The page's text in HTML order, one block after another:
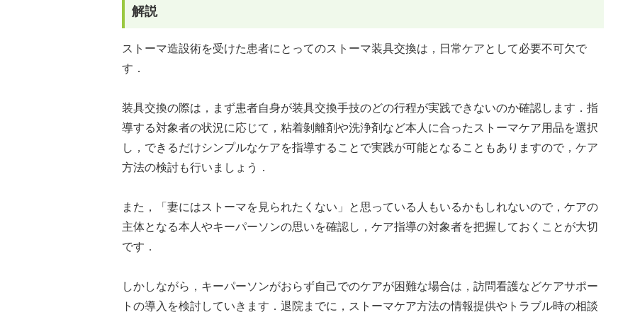
解説
ストーマ造設術を受けた患者にとってのストーマ装具交換は，日常ケアとして必要不可欠で
す．
装具交換の際は，まず患者自身が装具交換手技のどの行程が実践できないのか確認します．指
導する対象者の状況に応じて，粘着剝離剤や洗浄剤など本人に合ったストーマケア用品を選択
し，できるだけシンプルなケアを指導することで実践が可能となることもありますので，ケア
方法の検討も行いましょう．
また，「妻にはストーマを見られたくない」と思っている人もいるかもしれないので，ケアの
主体となる本人やキーパーソンの思いを確認し，ケア指導の対象者を把握しておくことが大切
です．
しかしながら，キーパーソンがおらず自己でのケアが困難な場合は，訪問看護などケアサポー
トの導入を検討していきます．退院までに，ストーマケア方法の情報提供やトラブル時の相談